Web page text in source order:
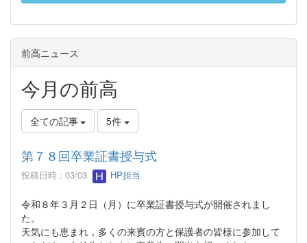
前高ニュース
今月の前高
全ての記事 5件
第７８回卒業証書授与式
投稿日時 : 03/03 HP担当
令和８年３月２日（月）に卒業証書授与式が開催されまし
た。
天気にも恵まれ，多くの来賓の方と保護者の皆様に参加して